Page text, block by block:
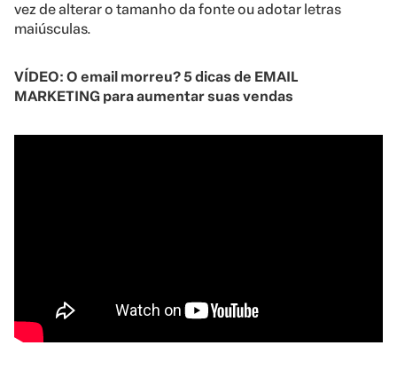
vez de alterar o tamanho da fonte ou adotar letras
maiúsculas.
VÍDEO: O email morreu? 5 dicas de EMAIL
MARKETING para aumentar suas vendas